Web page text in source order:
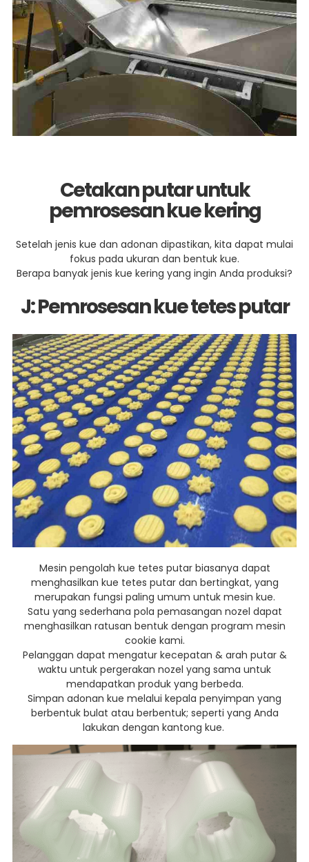
Cetakan putar untuk
pemrosesan kue kering
Setelah jenis kue dan adonan dipastikan, kita dapat mulai
fokus pada ukuran dan bentuk kue.
Berapa banyak jenis kue kering yang ingin Anda produksi?
J: Pemrosesan kue tetes putar
Mesin pengolah kue tetes putar biasanya dapat
menghasilkan kue tetes putar dan bertingkat, yang
merupakan fungsi paling umum untuk mesin kue.
Satu yang sederhana pola pemasangan nozel dapat
menghasilkan ratusan bentuk dengan program mesin
cookie kami.
Pelanggan dapat mengatur kecepatan & arah putar &
waktu untuk pergerakan nozel yang sama untuk
mendapatkan produk yang berbeda.
Simpan adonan kue melalui kepala penyimpan yang
berbentuk bulat atau berbentuk; seperti yang Anda
lakukan dengan kantong kue.